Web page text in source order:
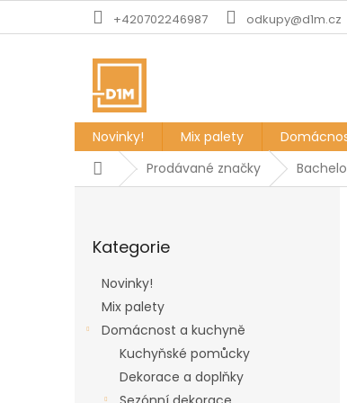
+420702246987 odkupy@d1m.cz
Novinky! Mix palety
DomůProdávané značky
kategorie
Kategorie
Novinky!
Mix palety
Domácnost a kuchyně
Kuchyňské pomůcky
Dekorace a doplňky